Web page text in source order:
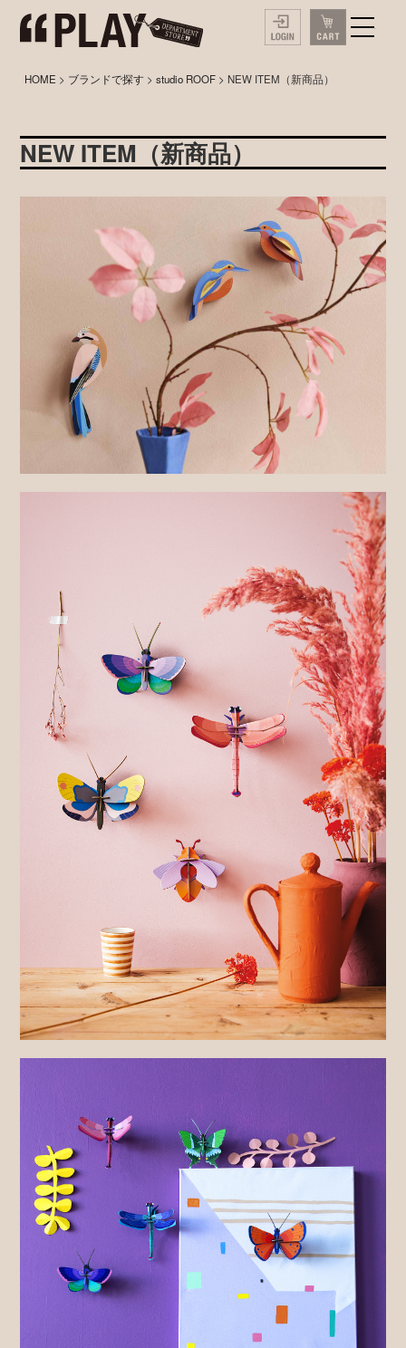
HOME > ブランドで探す >studio ROOF > NEW ITEM（新商品）
NEW ITEM（新商品）